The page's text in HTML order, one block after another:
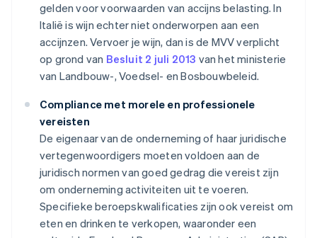
gelden voor voorwaarden van accijns belasting. In
Italië is wijn echter niet onderworpen aan een
accijnzen. Vervoer je wijn, dan is de MVV verplicht
op grond van Besluit 2 juli 2013 van het ministerie
van Landbouw-, Voedsel- en Bosbouwbeleid.
Compliance met morele en professionele
vereisten
De eigenaar van de onderneming of haar juridische
vertegenwoordigers moeten voldoen aan de
juridisch normen van goed gedrag die vereist zijn
om onderneming activiteiten uit te voeren.
Specifieke beroepskwalificaties zijn ook vereist om
eten en drinken te verkopen, waaronder een